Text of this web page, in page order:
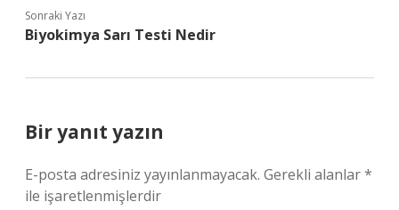
Sonraki Yazı
Biyokimya Sarı Testi Nedir
Bir yanıt yazın
E-posta adresiniz yayınlanmayacak. Gerekli alanlar*
ile işaretlenmişlerdir